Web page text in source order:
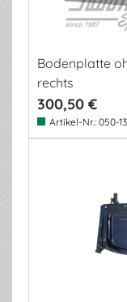
Bodenplatte
rechts
300,50 €
Artikel-Nr.: 050-